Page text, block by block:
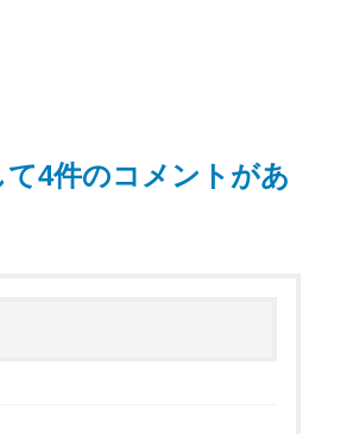
て4件のコメントがあ